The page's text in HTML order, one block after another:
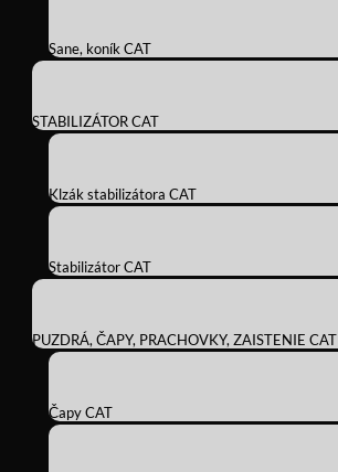
Sane, koník CAT
STABILIZÁTOR CAT
Klzák stabilizátora CAT
Stabilizátor CAT
PUZDRÁ, ČAPY, PRACHOVKY, ZAISTENIE CAT
Čapy CAT